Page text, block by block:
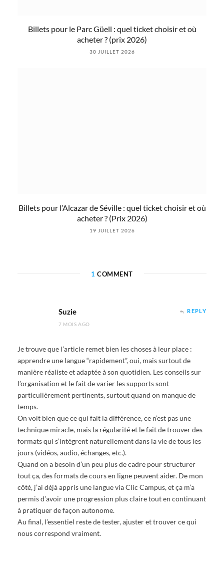
Billets pour le Parc Güell : quel ticket choisir et où
acheter ? (prix 2026)
30 JUILLET 2026
Billets pour l’Alcazar de Séville : quel ticket choisir et où
acheter ? (Prix 2026)
19 JUILLET 2026
1 COMMENT
Suzie
7 MOIS AGO
REPLY
Je trouve que l’article remet bien les choses à leur place :
apprendre une langue “rapidement”, oui, mais surtout de
manière réaliste et adaptée à son quotidien. Les conseils sur
l’organisation et le fait de varier les supports sont
particulièrement pertinents, surtout quand on manque de
temps.
On voit bien que ce qui fait la différence, ce n’est pas une
technique miracle, mais la régularité et le fait de trouver des
formats qui s’intègrent naturellement dans la vie de tous les
jours (vidéos, audio, échanges, etc.).
Quand on a besoin d’un peu plus de cadre pour structurer
tout ça, des formats de cours en ligne peuvent aider. De mon
côté, j’ai déjà appris une langue via Clic Campus, et ça m’a
permis d’avoir une progression plus claire tout en continuant
à pratiquer de façon autonome.
Au final, l’essentiel reste de tester, ajuster et trouver ce qui
nous correspond vraiment.